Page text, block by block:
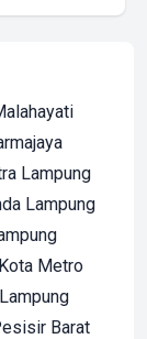
Lampung
Lampung
Metro
Barat